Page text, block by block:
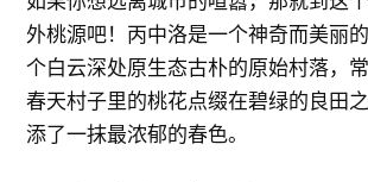
外桃源吧！丙中洛是一个神奇而美丽
个白云深处原生态古朴的原始村落，常
春天村子里的桃花点缀在碧绿的良田
添了一抹最浓郁的春色。